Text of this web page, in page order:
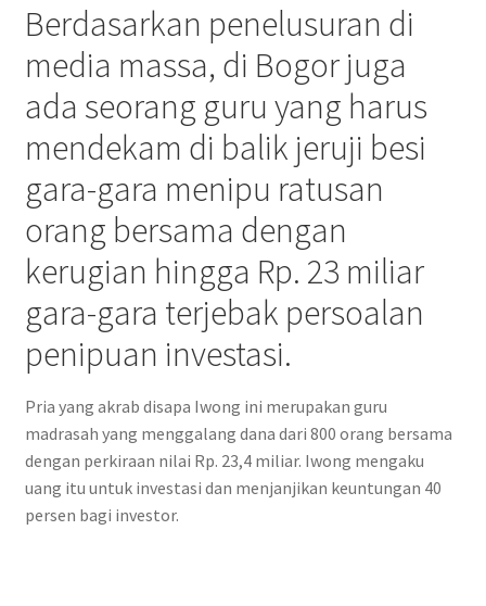
Berdasarkan penelusuran di
media massa, di Bogor juga
ada seorang guru yang harus
mendekam di balik jeruji besi
gara-gara menipu ratusan
orang bersama dengan
kerugian hingga Rp. 23 miliar
gara-gara terjebak persoalan
penipuan investasi.
Pria yang akrab disapa Iwong ini merupakan guru
madrasah yang menggalang dana dari 800 orang bersama
dengan perkiraan nilai Rp. 23,4 miliar. Iwong mengaku
uang itu untuk investasi dan menjanjikan keuntungan 40
persen bagi investor.